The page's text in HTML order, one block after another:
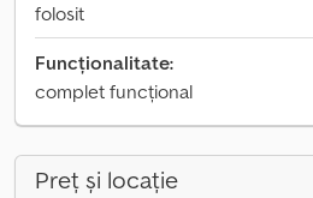
folosit
Funcționalitate:
complet funcțional
Preț și locație